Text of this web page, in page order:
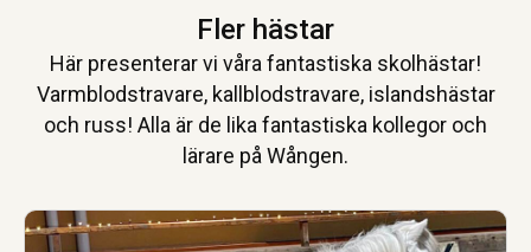
Fler hästar
Här presenterar vi våra fantastiska skolhästar!
Varmblodstravare, kallblodstravare, islandshästar
och russ! Alla är de lika fantastiska kollegor och
lärare på Wången.